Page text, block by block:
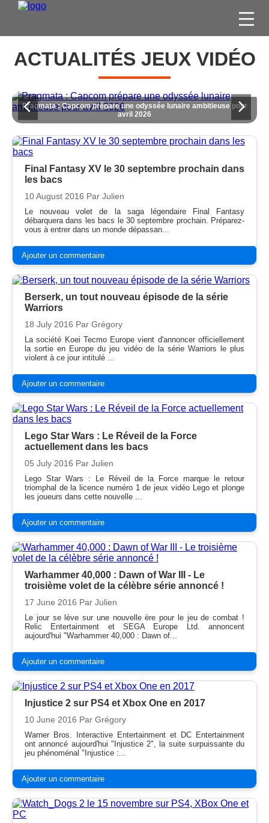
SÉRIES
DVD / BLU-RAY / SVOD
JEUX VIDÉO
ACTUALITÉS JEUX VIDÉO
pour
Baptiste : une poupée maudite s'apprête à hanter consoles et PC
Final Fantasy XV le 30 septembre prochain dans
les bacs
10 August 2016 Par Julien
Le nouveau volet de la saga légendaire Final Fantasy
débarquera dans les bacs le 30 septembre prochain. Préparez-
vous à entrer dans un monde dépassan...
Ajouter un commentaire
Berserk, un tout nouveau épisode de la série
Warriors
18 July 2016 Par Grégory
La société Koei Tecmo Europe vient d'annoncer officiellement
la sortie en Europe du jeu vidéo de la série Warriors le plus
violent à ce jour intitulé ...
Ajouter un commentaire
Lego Star Wars : Le Réveil de la Force
actuellement dans les bacs
05 July 2016 Par Julien
Lego Star Wars : Le Réveil de la Force marque le retour
triomphal de la licence numéro 1 de jeux vidéo Lego et plonge
les joueurs dans cette nouvelle ...
Ajouter un commentaire
Warhammer 40,000 : Dawn of War III - Le
troisième volet de la célèbre série annoncé !
17 June 2016 Par Julien
Le jour se lève sur une nouvelle ère pour le jeu de combat !
Relic Entertainment et SEGA Europe Ltd. annoncent
aujourd'hui "Warhammer 40,000 : Dawn of...
Ajouter un commentaire
Injustice 2 sur PS4 et Xbox One en 2017
10 June 2016 Par Grégory
Warner Bros. Interactive Entertainment et DC Entertainment
ont annoncé aujourd'hui "Injustice 2", la suite surpuissante du
jeu phénoménal "Injustice :...
Ajouter un commentaire